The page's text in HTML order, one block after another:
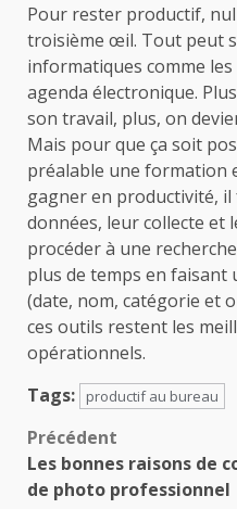
Pour rester productif,
troisième œil. Tout peut
informatiques comme
agenda électronique.
son travail, plus, on
Mais pour que ça soit
préalable une formation
gagner en productivité,
données, leur collecte et
procéder à une
plus de temps en faisant
(date, nom, catégorie et
ces outils restent les
opérationnels.
Tags:
productif au bureau
Navigation
d’article
Précédent
Les bonnes raisons de
de photo professionnel